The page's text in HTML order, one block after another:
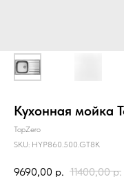
Кухонная мойка
TopZero
SKU: HYP860.500.GT8K
9690,00 р. 11400,00 р.